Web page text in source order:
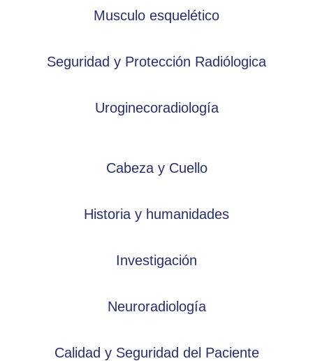
Musculo esquelético
Seguridad y Protección Radiólogica
Uroginecoradiología
Cabeza y Cuello
Historia y humanidades
Investigación
Neuroradiología
Calidad y Seguridad del Paciente